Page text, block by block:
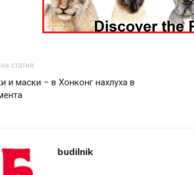
статия
и маски – в Хонконг нахлуха в
budilnik